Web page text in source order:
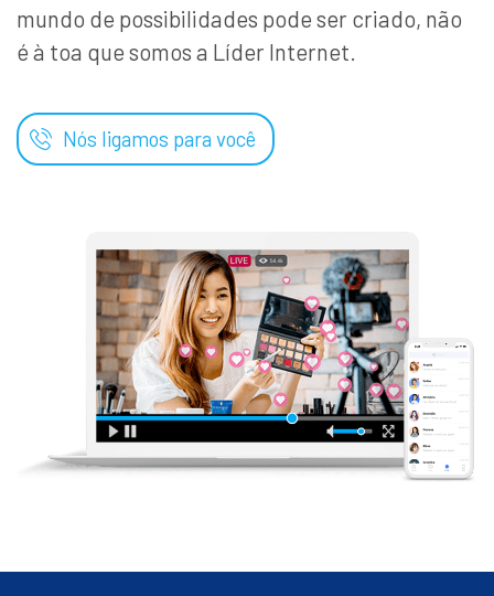
mundo de possibilidades pode ser criado, não
é à toa que somos a Líder Internet.
Nós ligamos para você